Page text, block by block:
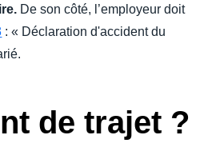
De son côté, l’employeur doit
: « Déclaration d'accident du
de trajet ?